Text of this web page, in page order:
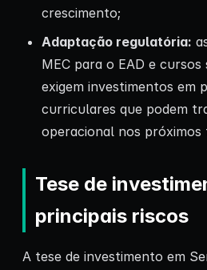
crescimento;
Adaptação regulatória:
MEC para o EAD e cursos
exigem investimentos em
curriculares que podem
operacional nos próximos
Tese de
principais riscos
A tese de investimento em